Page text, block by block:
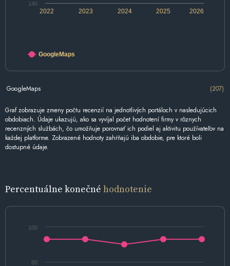
2022 2024 2026
2023 2025
140
GoogleMaps
GoogleMaps (207)
Graf zobrazuje zmeny počtu recenzií na jednotlivých portáloch v nasledujúcich
obdobiach. Údaje ukazujú, ako sa vyvíjal počet hodnotení firmy v rôznych
recenzných službách, čo umožňuje porovnať ich podiel aj aktivitu používateľov na
každej platforme. Zobrazené hodnoty zahŕňajú iba obdobie, pre ktoré boli
dostupné údaje.
Percentuálne konečné hodnotenie
80
100